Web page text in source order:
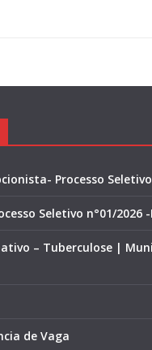
Processo
Seletivo n°01/
– Tuberculose |
de Vaga